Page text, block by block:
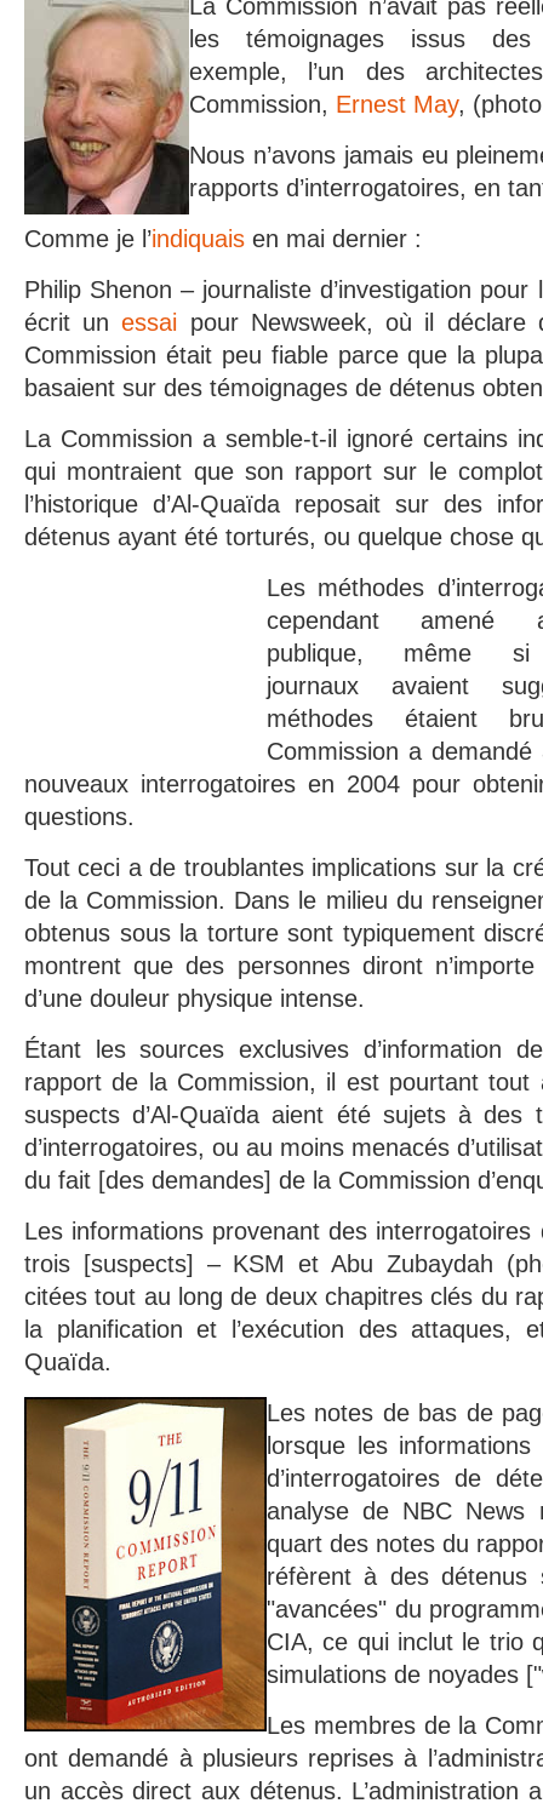
La Commission n’avait pas
les témoignages issus des
exemple, l’un des
Commission, Ernest May,
Nous n’avons jamais eu
rapports d’interrogatoires, en
Comme je l’indiquais en mai dernier :
Philip Shenon – journaliste d’investigation
écrit unessai pour Newsweek, où il
Commission était peu fiable parce que la
basaient sur des témoignages de détenus
La Commission a semble-t-il ignoré certains
qui montraient que son rapport sur le
l’historique d’Al-Quaïda reposait sur des
détenus ayant été torturés, ou quelque chose
Les méthodes
cependant amené
publique, même
journaux avaient
méthodes étaient
Commission a
nouveaux interrogatoires en 2004 pour
questions.
Tout ceci a de troublantes implications sur la
de la Commission. Dans le milieu du
obtenus sous la torture sont typiquement
montrent que des personnes diront
d’une douleur physique intense.
Étant les sources exclusives d’information
rapport de la Commission, il est pourtant tout
suspects d’Al-Quaïda aient été sujets à des
d’interrogatoires, ou au moins menacés
du fait [des demandes] de la Commission
Les informations provenant des
trois [suspects] – KSM et Abu Zubaydah
citées tout au long de deux chapitres clés du
la planification et l’exécution des attaques,
Quaïda.
Les notes de bas de
lorsque les
d’interrogatoires de
analyse de NBC News
quart des notes du
réfèrent à des détenus
"avancées" du
CIA, ce qui inclut le trio
simulations de noyades
Les membres de la
ont demandé à plusieurs reprises à
un accès direct aux détenus. L’administration